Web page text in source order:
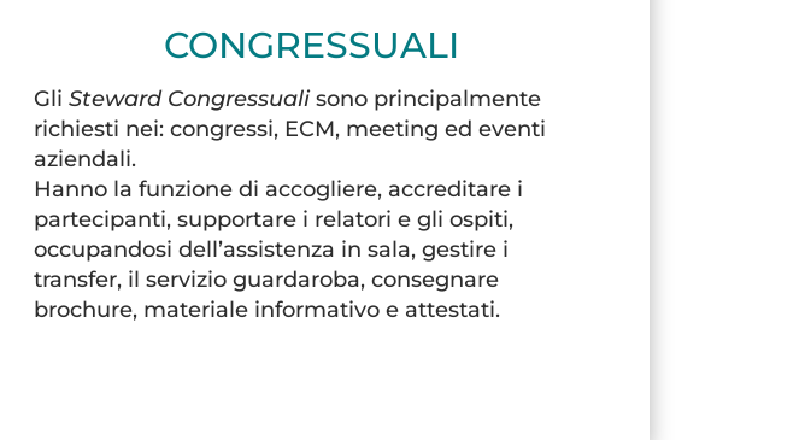
CONGRESSUALI
Gli Steward Congressualisono principalmente
richiesti nei: congressi, ECM, meeting ed eventi
aziendali.
Hanno la funzione di accogliere, accreditare i
partecipanti, supportare i relatori e gli ospiti,
occupandosi dell’assistenza in sala, gestire i
transfer, il servizio guardaroba, consegnare
brochure, materiale informativo e attestati.